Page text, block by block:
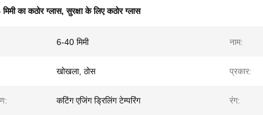
मिमी का कठोर ग्लास,सुरक्षा के लिए कठोर ग्लास
6-40 मिमी नाम:
खोखला, ठोस प्रकार:
कटिंग एजिंग ड्रिलिंग टेम्परिंग रंग: